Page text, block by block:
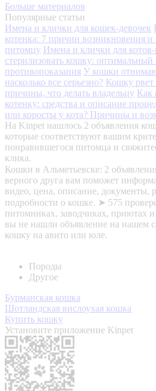
Больше материалов
Популярные статьи
Имена и клички для кошек-девочек
котенка: 7 причин возникновения
питомцу Имена и клички для котов-
стерилизовать кошку: оптимальный
противопоказания У кошки
насколько все серьезно? Кошку
причины, что делать владельцу Как
котенку: средства и описание
или коросты у кота? Причины и
На Kinpet нашлось 2 объявления
которые соответствуют вашим
понравившегося питомца и
клика.
Кошки в Альметьевске: 2
верного друга вам поможет
видео, цена, описание, документы,
подробности о кошке. ➤ 575
питомниках, заводчиках, приютах
вы не нашли объявление на нашем
кошку на авито или юле.
Породы
Другое
Бурманская кошка
Шотландская вислоухая кошка
Купить кошку
Установите приложение Kinpet